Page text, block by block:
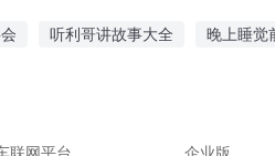
听利哥讲故事大全 晚上睡觉
联网平台 企业版